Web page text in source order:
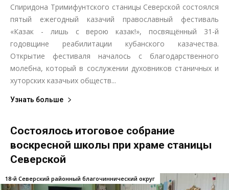
Спиридона Тримифунтского станицы Северской состоялся
пятый ежегодный казачий православный фестиваль
«Казак - лишь с верою казак!», посвящённый 31-й
годовщине реабилитации кубанского казачества.
Открытие фестиваля началось с благодарственного
молебна, который в сослужении духовников станичных и
хуторских казачьих обществ...
Узнать больше
Состоялось итоговое собрание
воскресной школы при храме станицы
Северской
18-й Северский районный благочиннический округ